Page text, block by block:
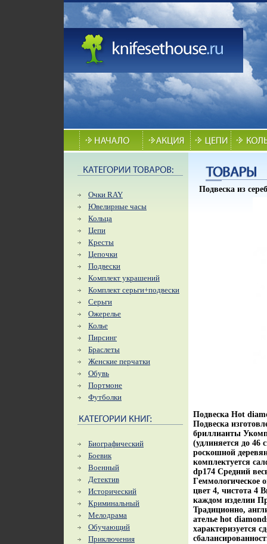
Очки RAY
Ювелирные часы
Кольца
Цепи
Кресты
Цепочки
Подвески
Комплект украшений
Комплект серьги+подвески
Серьги
Ожерелье
Колье
Пирсинг
Браслеты
Женские перчатки
Обувь
Портмоне
Футболки
Биографический
Боевик
Военный
Детектив
Исторический
Криминальный
Мелодрама
Обучающий
Приключения
Подвеска из
Подвеска Hot
Подвеска
бриллианты
(удлиняется до 46
роскошной
комплектуется
dp174 Средний
Гeммологическое
цвет 4, чистота 4
каждом изделии
Традиционно,
ателье hot
характеризуется